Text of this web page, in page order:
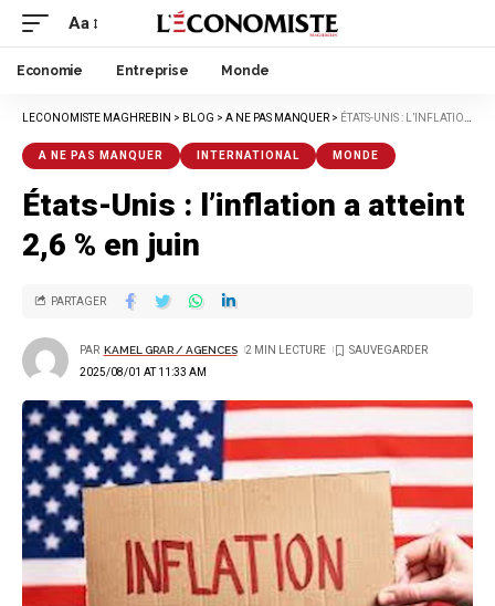
Aa
Economie Entreprise Monde
LECONOMISTE MAGHREBIN > BLOG > A NE PAS MANQUER > ÉTATS-UNIS : L’INFLATION A ATTEINT 2,6 % EN JUIN
A NE PAS MANQUER INTERNATIONAL MONDE
États-Unis : l’inflation a atteint
2,6 % en juin
2025/08/01 AT 11:33 AM
PAR KAMEL GRAR / AGENCES 2 MIN LECTURE
PARTAGER